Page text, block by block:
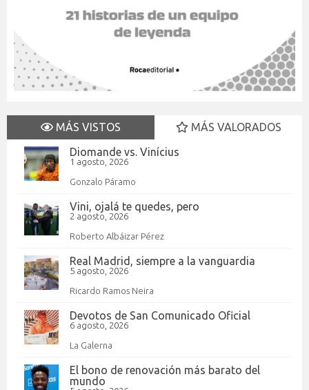
MÁS VISTOS
MÁS VALORADOS
Diomande vs. Vinícius
1 agosto, 2026
Gonzalo Páramo
Vini, ojalá te quedes, pero
2 agosto, 2026
Roberto Albáizar Pérez
Real Madrid, siempre a la vanguardia
5 agosto, 2026
Ricardo Ramos Neira
Devotos de San Comunicado Oficial
6 agosto, 2026
La Galerna
El bono de renovación más barato del
mundo